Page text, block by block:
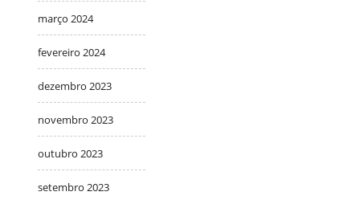
março 2024
fevereiro 2024
dezembro 2023
novembro 2023
outubro 2023
setembro 2023